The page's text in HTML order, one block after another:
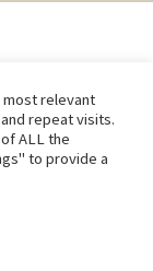
relevant
repeat visits.
ALL the
to provide a